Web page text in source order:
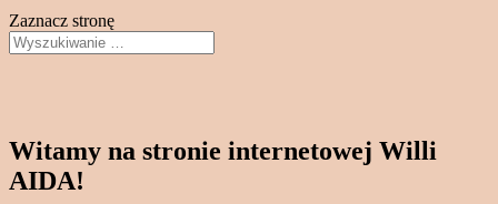
Zaznacz stronę
Witamy na stronie internetowej Willi
AIDA!